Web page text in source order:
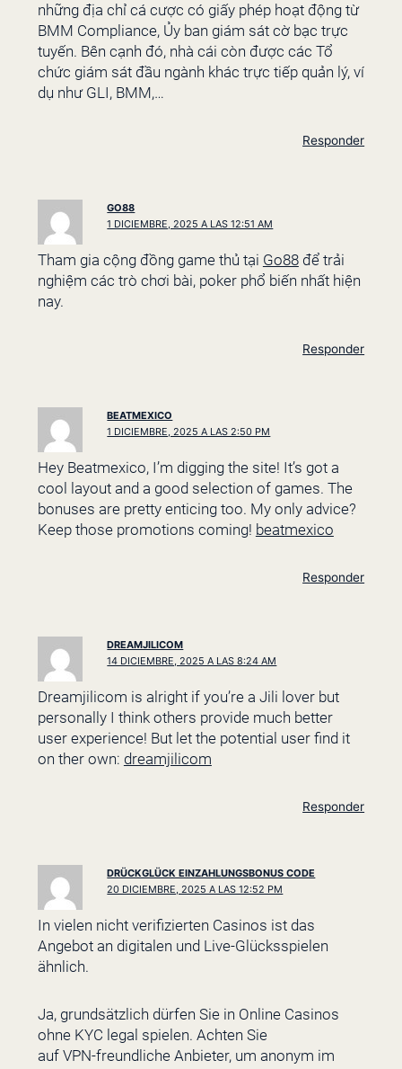
những địa chỉ cá cược có giấy phép hoạt động từ
BMM Compliance, Ủy ban giám sát cờ bạc trực
tuyến. Bên cạnh đó, nhà cái còn được các Tổ
chức giám sát đầu ngành khác trực tiếp quản lý, ví
dụ như GLI, BMM,…
Responder
GO88
1 DICIEMBRE, 2025 A LAS 12:51 AM
Tham gia cộng đồng game thủ tại Go88để trải
nghiệm các trò chơi bài, poker phổ biến nhất hiện
nay.
Responder
BEATMEXICO
1 DICIEMBRE, 2025 A LAS 2:50 PM
Hey Beatmexico, I’m digging the site! It’s got a
cool layout and a good selection of games. The
bonuses are pretty enticing too. My only advice?
Keep those promotions coming! beatmexico
Responder
DREAMJILICOM
14 DICIEMBRE, 2025 A LAS 8:24 AM
Dreamjilicom is alright if you’re a Jili lover but
personally I think others provide much better
user experience! But let the potential user find it
on ther own: dreamjilicom
Responder
DRÜCKGLÜCK EINZAHLUNGSBONUS CODE
20 DICIEMBRE, 2025 A LAS 12:52 PM
In vielen nicht verifizierten Casinos ist das
Angebot an digitalen und Live-Glücksspielen
ähnlich.
Ja, grundsätzlich dürfen Sie in Online Casinos
ohne KYC legal spielen. Achten Sie
auf VPN-freundliche Anbieter, um anonym im